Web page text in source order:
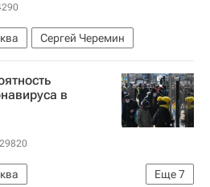
Сергей Черемин
в
29820
Еще7